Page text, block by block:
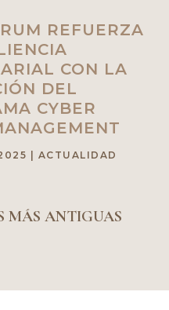
REFUERZA
CON LA
DEL
CYBER
ACTUALIDAD
MÁS ANTIGUAS